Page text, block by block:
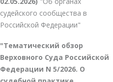
судейского сообщества в
Российской Федерации"
"Тематический обзор
Верховного Суда Российской
Федерации N 5/2026. О